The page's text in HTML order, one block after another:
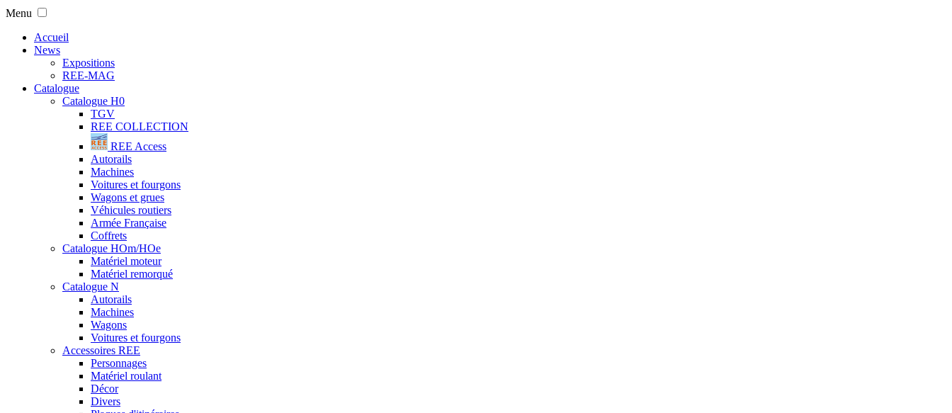
Menu
Accueil
News
Expositions
REE-MAG
Catalogue
Catalogue H0
TGV
REE COLLECTION
REE Access
Autorails
Machines
Voitures et fourgons
Wagons et grues
Véhicules routiers
Armée Française
Coffrets
Catalogue HOm/HOe
Matériel moteur
Matériel remorqué
Catalogue N
Autorails
Machines
Wagons
Voitures et fourgons
Accessoires REE
Personnages
Matériel roulant
Décor
Divers